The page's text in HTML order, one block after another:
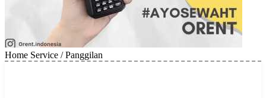
Home Service / Panggilan